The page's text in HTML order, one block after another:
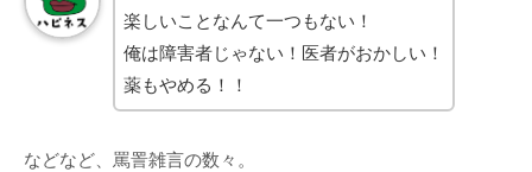
楽しいことなんて一つもない！
俺は障害者じゃない！医者がおかしい！
薬もやめる！！
などなど、罵詈雑言の数々。